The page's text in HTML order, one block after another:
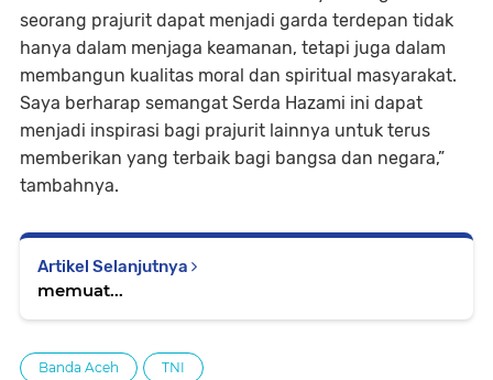
seorang prajurit dapat menjadi garda terdepan tidak
hanya dalam menjaga keamanan, tetapi juga dalam
membangun kualitas moral dan spiritual masyarakat.
Saya berharap semangat Serda Hazami ini dapat
menjadi inspirasi bagi prajurit lainnya untuk terus
memberikan yang terbaik bagi bangsa dan negara,”
tambahnya.
Artikel Selanjutnya
memuat...
Banda Aceh TNI